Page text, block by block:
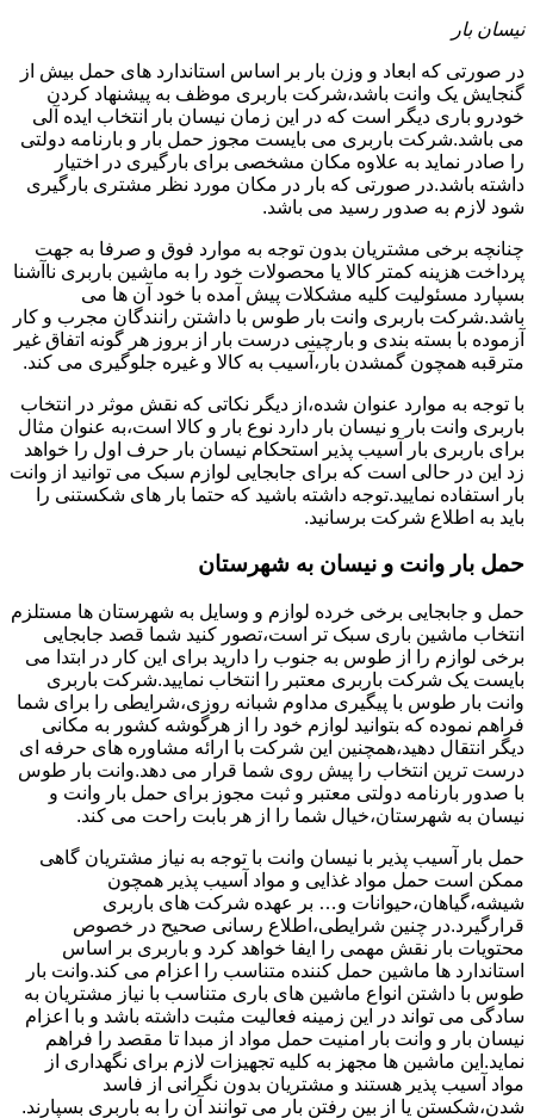
نیسان بار
در صورتی که ابعاد و وزن بار بر اساس استاندارد های حمل بیش از
گنجایش یک وانت باشد،شرکت باربری موظف به پیشنهاد کردن
خودرو باری دیگر است که در این زمان نیسان بار انتخاب ایده آلی
می باشد.شرکت باربری می بایست مجوز حمل بار و بارنامه دولتی
را صادر نماید به علاوه مکان مشخصی برای بارگیری در اختیار
داشته باشد.در صورتی که بار در مکان مورد نظر مشتری بارگیری
شود لازم به صدور رسید می باشد.
چنانچه برخی مشتریان بدون توجه به موارد فوق و صرفا به جهت
پرداخت هزینه کمتر کالا یا محصولات خود را به ماشین باربری ناآشنا
بسپارد مسئولیت کلیه مشکلات پیش آمده با خود آن ها می
باشد.شرکت باربری وانت بار طوس با داشتن رانندگان مجرب و کار
آزموده با بسته بندی و بارچینی درست بار از بروز هر گونه اتفاق غیر
مترقبه همچون گمشدن بار،آسیب به کالا و غیره جلوگیری می کند.
با توجه به موارد عنوان شده،از دیگر نکاتی که نقش موثر در انتخاب
باربری وانت بار و نیسان بار دارد نوع بار و کالا است،به عنوان مثال
برای باربری بار آسیب پذیر استحکام نیسان بار حرف اول را خواهد
زد این در حالی است که برای جابجایی لوازم سبک می توانید از وانت
بار استفاده نمایید.توجه داشته باشید که حتما بار های شکستنی را
باید به اطلاع شرکت برسانید.
حمل بار وانت و نیسان به شهرستان
حمل و جابجایی برخی خرده لوازم و وسایل به شهرستان ها مستلزم
انتخاب ماشین باری سبک تر است،تصور کنید شما قصد جابجایی
برخی لوازم را از طوس به جنوب را دارید برای این کار در ابتدا می
بایست یک شرکت باربری معتبر را انتخاب نمایید.شرکت باربری
وانت بار طوس با پیگیری مداوم شبانه روزی،شرایطی را برای شما
فراهم نموده که بتوانید لوازم خود را از هرگوشه کشور به مکانی
دیگر انتقال دهید،همچنین این شرکت با ارائه مشاوره های حرفه ای
درست ترین انتخاب را پیش روی شما قرار می دهد.وانت بار طوس
با صدور بارنامه دولتی معتبر و ثبت مجوز برای حمل بار وانت و
نیسان به شهرستان،خیال شما را از هر بابت راحت می کند.
حمل بار آسیب پذیر با نیسان وانت با توجه به نیاز مشتریان گاهی
ممکن است حمل مواد غذایی و مواد آسیب پذیر همچون
شیشه،گیاهان،حیوانات و… بر عهده شرکت های باربری
قرارگیرد.در چنین شرایطی،اطلاع رسانی صحیح در خصوص
محتویات بار نقش مهمی را ایفا خواهد کرد و باربری بر اساس
استاندارد ها ماشین حمل کننده متناسب را اعزام می کند.وانت بار
طوس با داشتن انواع ماشین های باری متناسب با نیاز مشتریان به
سادگی می تواند در این زمینه فعالیت مثبت داشته باشد و با اعزام
نیسان بار و وانت بار امنیت حمل مواد از مبدا تا مقصد را فراهم
نماید.این ماشین ها مجهز به کلیه تجهیزات لازم برای نگهداری از
مواد آسیب پذیر هستند و مشتریان بدون نگرانی از فاسد
شدن،شکستن یا از بین رفتن بار می توانند آن را به باربری بسپارند.